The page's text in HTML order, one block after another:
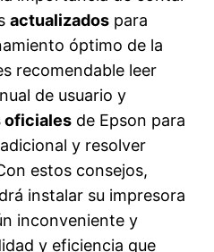
actualizados para
óptimo de la
recomendable leer
de usuario y
oficiales de Epson para
y resolver
estos consejos,
instalar su impresora
inconveniente y
y eficiencia que